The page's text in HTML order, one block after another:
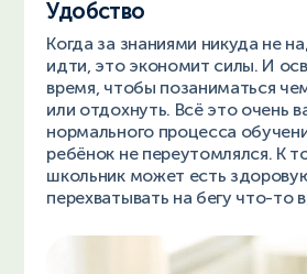
Удобство
Когда за знаниями никуда не
идти, это экономит силы. И
время, чтобы позаниматься
или отдохнуть. Всё это очень
нормального процесса
ребёнок не переутомлялся. К
школьник может есть
перехватывать на бегу что-то